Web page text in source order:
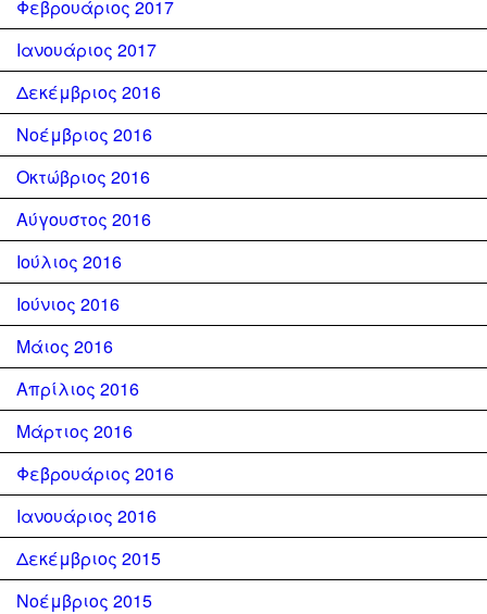
Φεβρουάριος 2017
Ιανουάριος 2017
Δεκέμβριος 2016
Νοέμβριος 2016
Οκτώβριος 2016
Αύγουστος 2016
Ιούλιος 2016
Ιούνιος 2016
Μάιος 2016
Απρίλιος 2016
Μάρτιος 2016
Φεβρουάριος 2016
Ιανουάριος 2016
Δεκέμβριος 2015
Νοέμβριος 2015